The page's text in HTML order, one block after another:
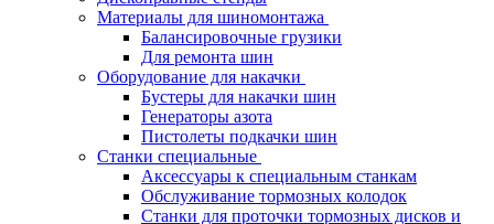
Материалы для шиномонтажа
Балансировочные грузики
Для ремонта шин
Оборудование для накачки
Бустеры для накачки шин
Генераторы азота
Пистолеты подкачки шин
Станки специальные
Аксессуары к специальным станкам
Обслуживание тормозных колодок
Станки для проточки тормозных дисков и